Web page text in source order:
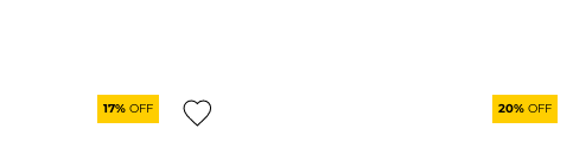
17% OFF 20% OFF